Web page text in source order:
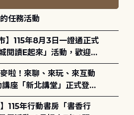
任務活動
閱讀E起來」活動，歡迎踴
10月4日)。
講座「新北講堂」正式登